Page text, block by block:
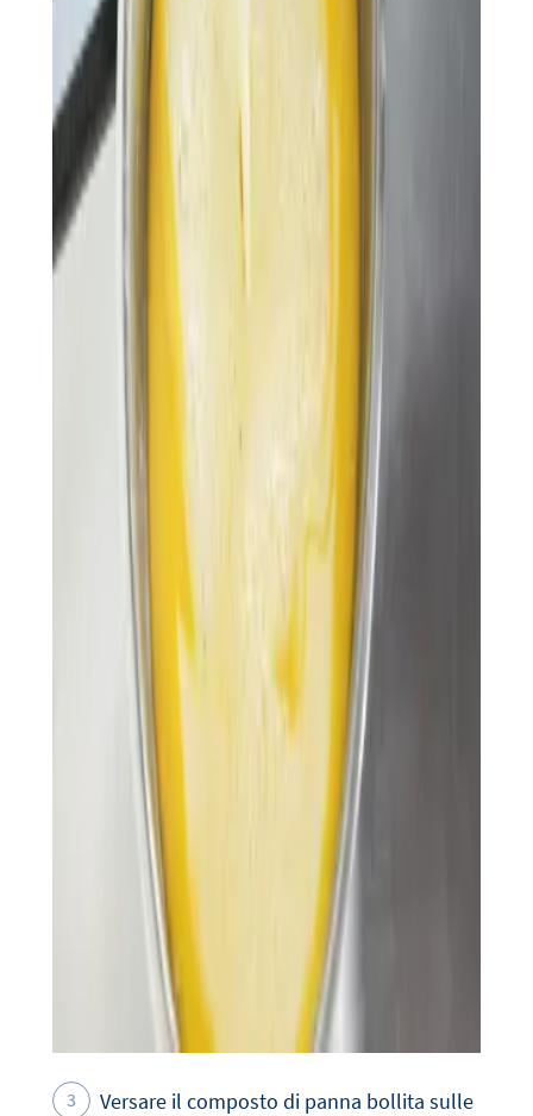
Versare il composto di panna bollita sulle